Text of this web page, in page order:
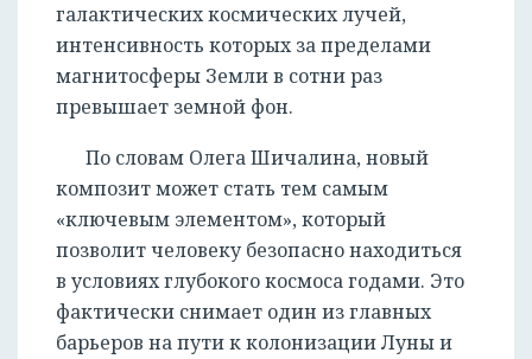
галактических космических лучей,
интенсивность которых за пределами
магнитосферы Земли в сотни раз
превышает земной фон.
По словам Олега Шичалина, новый
композит может стать тем самым
«ключевым элементом», который
позволит человеку безопасно находиться
в условиях глубокого космоса годами. Это
фактически снимает один из главных
барьеров на пути к колонизации Луны и